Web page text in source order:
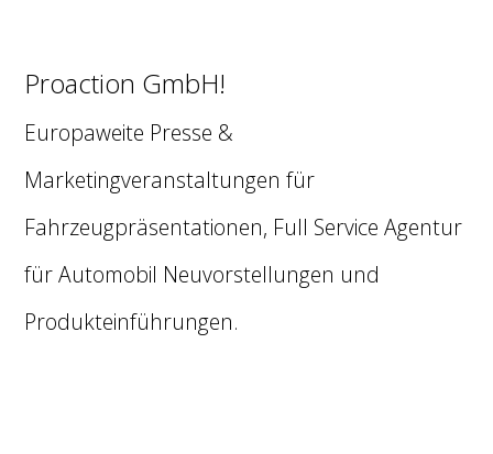
Proaction GmbH!
Europaweite Presse &
Marketingveranstaltungen für
Fahrzeugpräsentationen, Full Service Agentur
für Automobil Neuvorstellungen und
Produkteinführungen.